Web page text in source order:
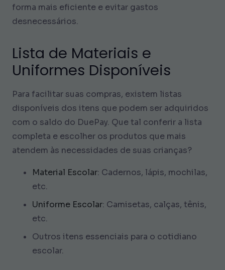
forma mais eficiente e evitar gastos
desnecessários.
Lista de Materiais e
Uniformes Disponíveis
Para facilitar suas compras, existem listas
disponíveis dos itens que podem ser adquiridos
com o saldo do DuePay. Que tal conferir a lista
completa e escolher os produtos que mais
atendem às necessidades de suas crianças?
Material Escolar: Cadernos, lápis, mochilas,
etc.
Uniforme Escolar: Camisetas, calças, tênis,
etc.
Outros itens essenciais para o cotidiano
escolar.